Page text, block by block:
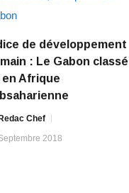
de développement
: Le Gabon classé
en Afrique
Redac Chef
2018